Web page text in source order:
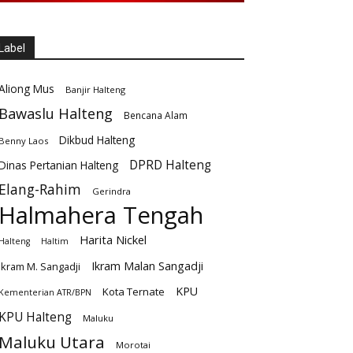
Mus Banjir Halteng
Halteng Bencana Alam
Laos
Dikbud Halteng
Pertanian Halteng
DPRD Halteng
Rahim Gerindra
Tengah
Haltim Harita Nickel
M. Sangadji Ikram Malan Sangadji
ATR/BPN Kota Ternate KPU
Halteng Maluku
Utara Morotai